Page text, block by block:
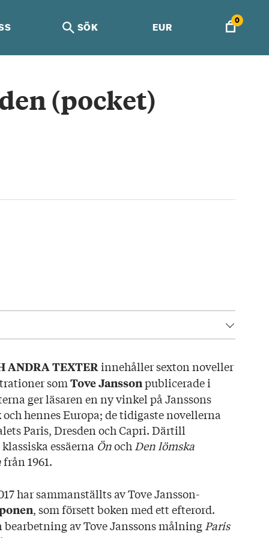
SÖK EUR
0
(pocket)
ANDRA TEXTERinnehåller sexton noveller
som Tove Janssonpublicerade i
ger läsaren en ny vinkel på Janssons
hennes Europa; de tidigaste novellerna
Paris, Dresden och Capri. Därtill
essäerna Önoch Den lömska
från 1961.
har sammanställts av Tove Jansson-
, som försett boken med ett efterord.
bearbetning av Tove Janssons målning Paris